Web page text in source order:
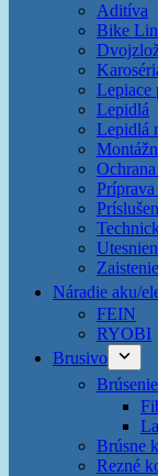
Aditíva
Bike
Lepiace
Lepidlá
Lepidlá
Náradie aku/
FEIN
RYOBI
Brusivo
Brúsne
Rezné